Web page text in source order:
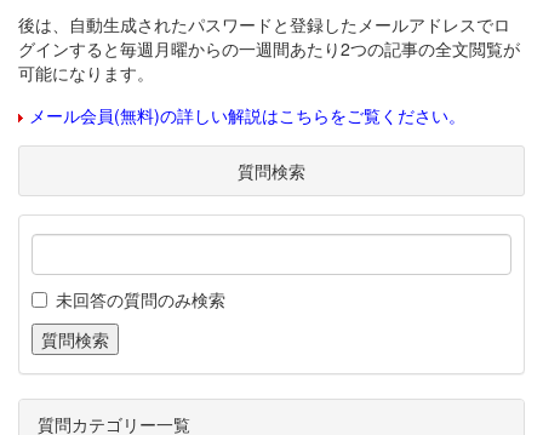
後は、自動生成されたパスワードと登録したメールアドレスでロ
グインすると毎週月曜からの一週間あたり2つの記事の全文閲覧が
可能になります。
メール会員(無料)の詳しい解説はこちらをご覧ください。
質問検索
未回答の質問のみ検索
質問カテゴリー一覧